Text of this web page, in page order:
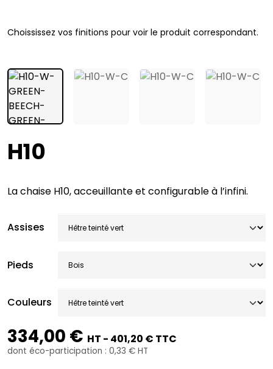
Choississez vos finitions pour voir le produit correspondant.
H10
La chaise H10, acceuillante et configurable à l’infini.
Assises
Pieds
Couleurs
334,00 € HT - 401,20 € TTC
dont éco-participation : 0,33 € HT